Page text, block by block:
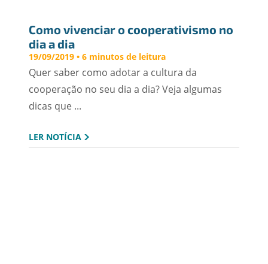
Como vivenciar o cooperativismo no
dia a dia
19/09/2019 • 6 minutos de leitura
Quer saber como adotar a cultura da
cooperação no seu dia a dia? Veja algumas
dicas que ...
LER NOTÍCIA